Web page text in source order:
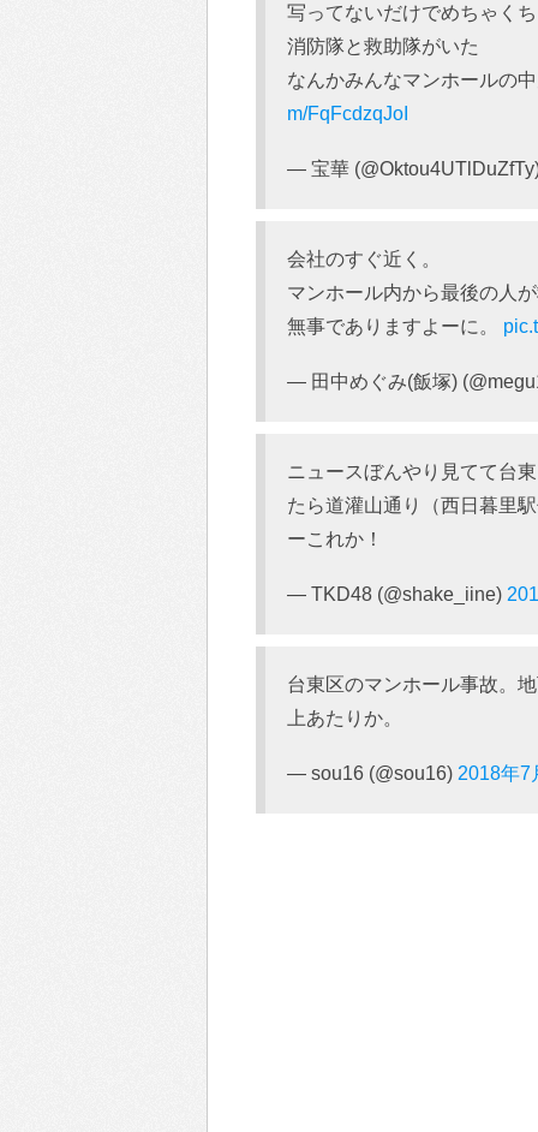
写ってないだけでめちゃく
消防隊と救助隊がいた
なんかみんなマンホールの
m/FqFcdzqJoI
— 宝華
会社のすぐ近く。
マンホール内から最後の人
無事でありますよーに。
— 田中めぐみ(飯塚)
ニュースぼんやり見てて台
たら道灌山通り（西日暮里
ーこれか！
— TKD48 (@shake_iine)
台東区のマンホール事故。
上あたりか。
— sou16 (@sou16) 2018年7